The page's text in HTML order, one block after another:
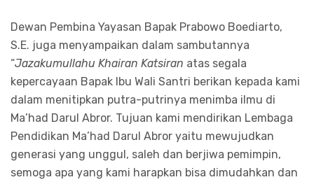
Dewan Pembina Yayasan Bapak Prabowo Boediarto,
S.E. juga menyampaikan dalam sambutannya
“Jazakumullahu Khairan Katsiran atas segala
kepercayaan Bapak Ibu Wali Santri berikan kepada kami
dalam menitipkan putra-putrinya menimba ilmu di
Ma’had Darul Abror. Tujuan kami mendirikan Lembaga
Pendidikan Ma’had Darul Abror yaitu mewujudkan
generasi yang unggul, saleh dan berjiwa pemimpin,
semoga apa yang kami harapkan bisa dimudahkan dan